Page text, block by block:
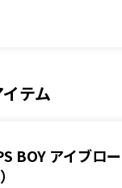
テム
BOY アイブロ